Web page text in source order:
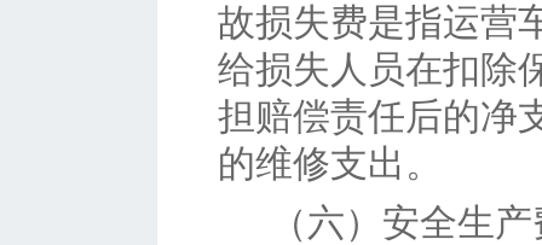
故损失费是指运营
给损失人员在扣除
担赔偿责任后的净
的维修支出。
（六） 安全生产